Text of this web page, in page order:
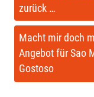
zurück …
Macht mir doch
Angebot für Sao
Gostoso